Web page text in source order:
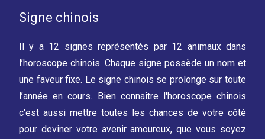
Signe chinois
Il y a 12 signes représentés par 12 animaux dans
l’horoscope chinois. Chaque signe possède un nom et
une faveur fixe. Le signe chinois se prolonge sur toute
l’année en cours. Bien connaître l'horoscope chinois
c'est aussi mettre toutes les chances de votre côté
pour deviner votre avenir amoureux, que vous soyez